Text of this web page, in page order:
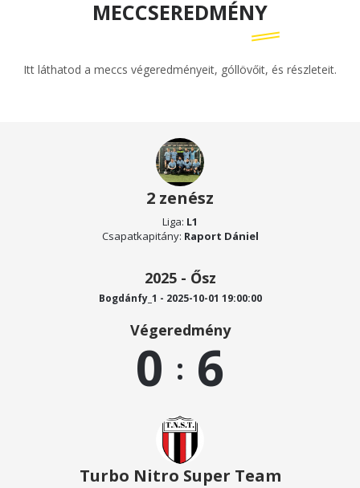
MECCSEREDMÉNY
Itt láthatod a meccs végeredményeit, góllövőit, és részleteit.
2 zenész
Liga: L1
Csapatkapitány: Raport Dániel
2025 - Ősz
Bogdánfy_1 - 2025-10-01 19:00:00
Végeredmény
0 : 6
Turbo Nitro Super Team